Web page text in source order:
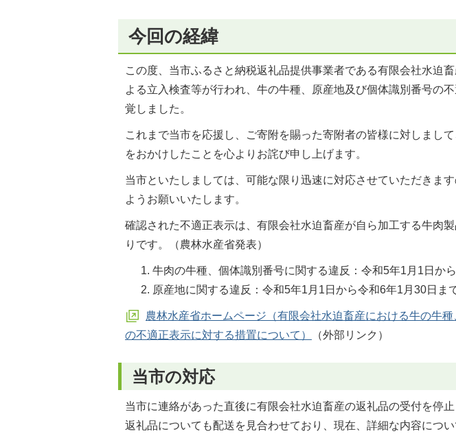
今回の経緯
この度、当市ふるさと納税返礼品提供事業者である有限会社水迫
よる立入検査等が行われ、牛の牛種、原産地及び個体識別番号の
覚しました。
これまで当市を応援し、ご寄附を賜った寄附者の皆様に対しまし
をおかけしたことを心よりお詫び申し上げます。
当市といたしましては、可能な限り迅速に対応させていただきま
ようお願いいたします。
確認された不適正表示は、有限会社水迫畜産が自ら加工する牛肉
りです。（農林水産省発表）
牛肉の牛種、個体識別番号に関する違反：令和5年1月1日か
原産地に関する違反：令和5年1月1日から令和6年1月30日ま
農林水産省ホームページ（有限会社水迫畜産における牛の牛
の不適正表示に対する措置について）
（外部リンク）
当市の対応
当市に連絡があった直後に有限会社水迫畜産の返礼品の受付を停
返礼品についても配送を見合わせており、現在、詳細な内容につい